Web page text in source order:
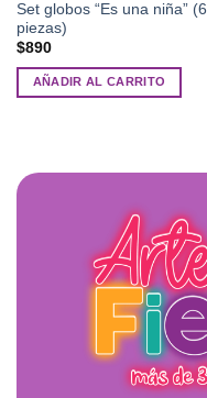
Set globos “Es una niña” (6
piezas)
$890
AÑADIR AL CARRITO